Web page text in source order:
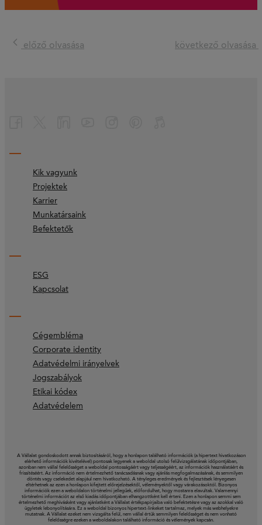
előző olvasása következő olvasása
Kik vagyunk
Projektek
Karrier
Munkatársaink
Befektetők
ESG
Kapcsolat
Cégembléma
Corporate identity
Adatvédelmi irányelvek
Jogszabályok
Etikai kódex
Adatvédelem
A Vállalat gondoskodott annak biztosításáról, hogy a honlapon található információk (a hipertext hivatkozáson
elérhető információk kivételével) pontosak legyenek a weboldal utolsó felülvizsgálatának időpontjában,
azonban nem vállal felelősséget a weboldal pontosságáért vagy teljességéért, az információk használatáért és
frissítéséért. Az információ nem értelmezhető tanácsadásnak vagy ajánlás megfogalmazásának, és semmilyen
döntés vagy cselekedet alapjául nem hivatkozható. A tényleges eredmények és fejlesztések lényegesen
eltérhetnek az ezen a honlapon kifejtett előrejelzésektől, véleményektől vagy várakozásoktól. Bizonyos
információk ezen a weboldalon történelmi jellegűek, előfordulhat, hogy mostanra elavultak. Valamennyi
történelmi információt az első kiadás időpontjában elhangzottként kell érteni. Ezen a honlapon semmi sem
értelmezhető meghívásként vagy ajánlatként a Vállalat értékpapírjaiba való befektetésre vagy az azokkal való
ügyletek lebonyolítására. Ez a weboldal bizonyos hipertext-linkeket tartalmaz, melyek más webhelyekre
mutatnak. A Vállalat ezeket nem vizsgálta felül, nem vállal értük semmilyen felelősséget és nem vonható
felelősségre ezeken a weboldalakon található információ és vélemények kapcsán.